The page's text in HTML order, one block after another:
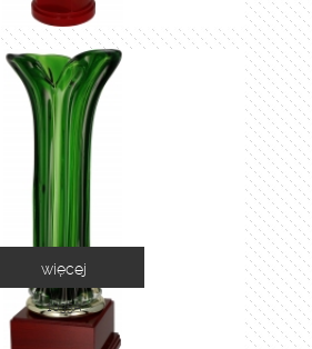
1035A
więcej